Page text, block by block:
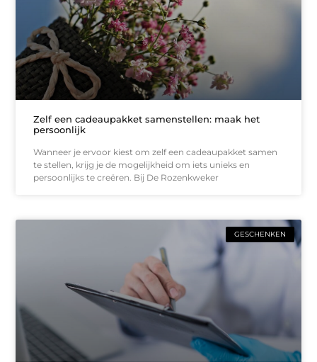
Zelf een cadeaupakket samenstellen: maak het
persoonlijk
Wanneer je ervoor kiest om zelf een cadeaupakket samen
te stellen, krijg je de mogelijkheid om iets unieks en
persoonlijks te creëren. Bij De Rozenkweker
GESCHENKEN